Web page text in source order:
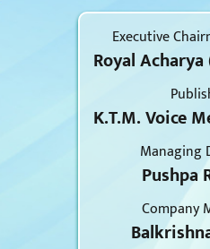
Executive
Royal Acharya
K.T.M. Voice
Managing
Pushpa
Company